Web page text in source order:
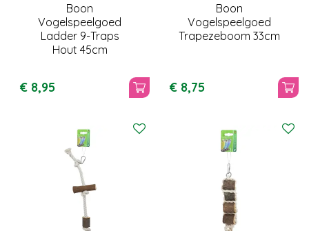
Boon
Vogelspeelgoed
Ladder 9-Traps
Hout 45cm
€ 8,95
Boon
Vogelspeelgoed
Trapezeboom 33cm
€ 8,75